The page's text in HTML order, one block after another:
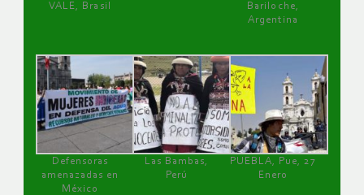
VALE, Brasil
Bariloche,
Argentina
Defensoras
amenazadas en
México
Las Bambas,
Perú
PUEBLA, Pue, 27
Enero